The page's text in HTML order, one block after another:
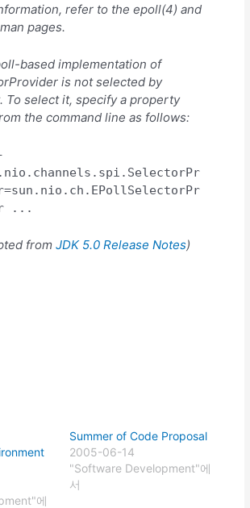
refer to the epoll(4) and
pages.
based implementation of
is not selected by
To select it, specify a property
the command line as follows:
...
fromJDK 5.0 Release Notes)
에
Summer of Code Proposal
2005-06-14
"Software Development"에
서